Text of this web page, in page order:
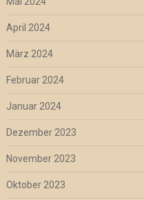
April 2024
März 2024
Februar 2024
Januar 2024
Dezember 2023
November 2023
Oktober 2023